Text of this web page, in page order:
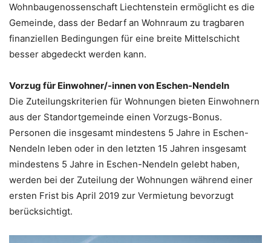
Wohnbaugenossenschaft Liechtenstein ermöglicht es die
Gemeinde, dass der Bedarf an Wohnraum zu tragbaren
finanziellen Bedingungen für eine breite Mittelschicht
besser abgedeckt werden kann.
Vorzug für Einwohner/-innen von Eschen-Nendeln
Die Zuteilungskriterien für Wohnungen bieten Einwohnern
aus der Standortgemeinde einen Vorzugs-Bonus.
Personen die insgesamt mindestens 5 Jahre in Eschen-
Nendeln leben oder in den letzten 15 Jahren insgesamt
mindestens 5 Jahre in Eschen-Nendeln gelebt haben,
werden bei der Zuteilung der Wohnungen während einer
ersten Frist bis April 2019 zur Vermietung bevorzugt
berücksichtigt.